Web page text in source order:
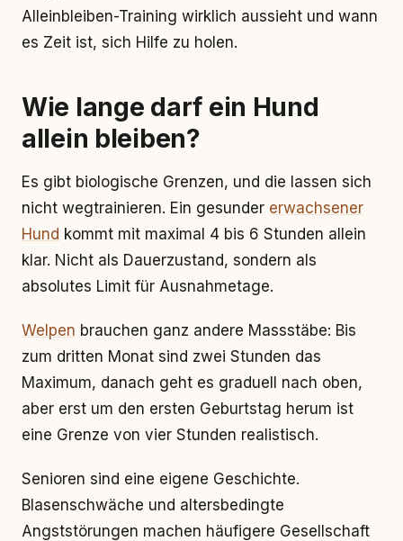
Alleinbleiben-Training wirklich aussieht und wann
es Zeit ist, sich Hilfe zu holen.
Wie lange darf ein Hund
allein bleiben?
Es gibt biologische Grenzen, und die lassen sich
nicht wegtrainieren. Ein gesunder erwachsener
Hund kommt mit maximal 4 bis 6 Stunden allein
klar. Nicht als Dauerzustand, sondern als
absolutes Limit für Ausnahmetage.
Welpen brauchen ganz andere Massstäbe: Bis
zum dritten Monat sind zwei Stunden das
Maximum, danach geht es graduell nach oben,
aber erst um den ersten Geburtstag herum ist
eine Grenze von vier Stunden realistisch.
Senioren sind eine eigene Geschichte.
Blasenschwäche und altersbedingte
Angststörungen machen häufigere Gesellschaft